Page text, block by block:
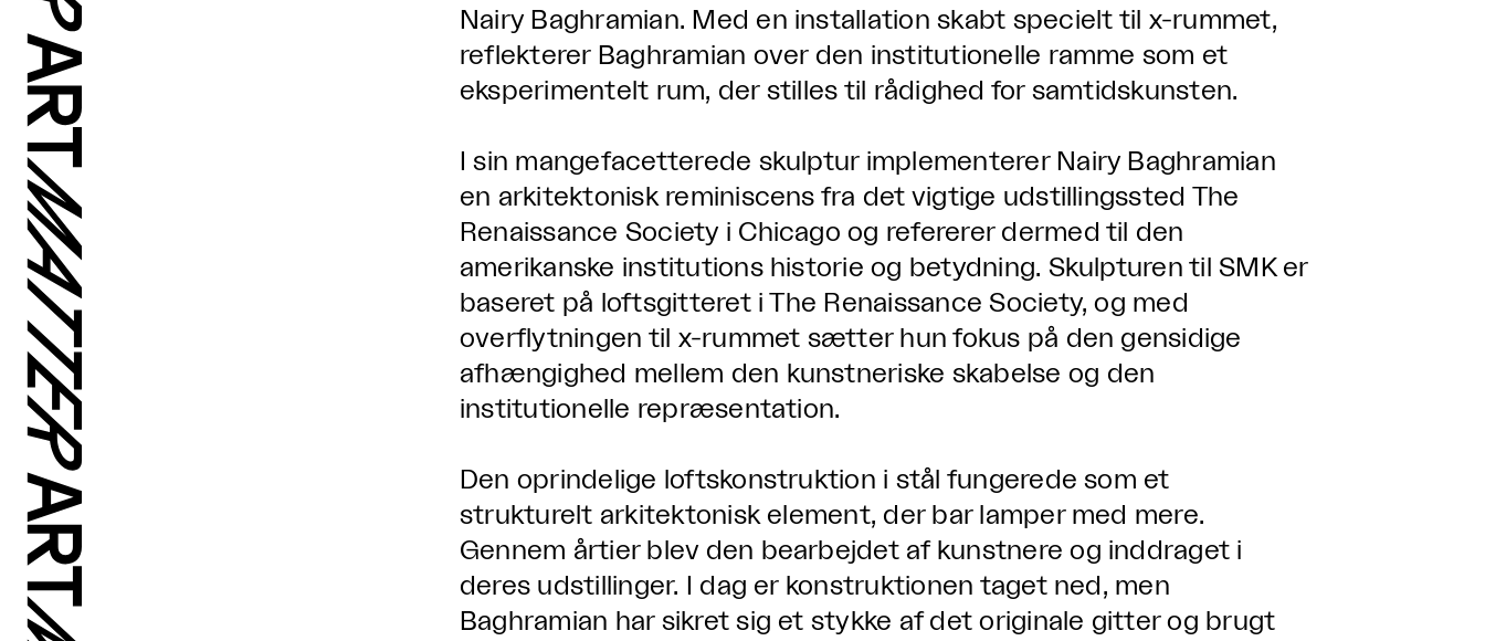
Nairy Baghramian. Med en installation skabt specielt til x-rummet,
reflekterer Baghramian over den institutionelle ramme som et
eksperimentelt rum, der stilles til rådighed for samtidskunsten.
I sin mangefacetterede skulptur implementerer Nairy Baghramian
en arkitektonisk reminiscens fra det vigtige udstillingssted The
Renaissance Society i Chicago og refererer dermed til den
amerikanske institutions historie og betydning. Skulpturen til SMK er
baseret på loftsgitteret i The Renaissance Society, og med
overflytningen til x-rummet sætter hun fokus på den gensidige
afhængighed mellem den kunstneriske skabelse og den
institutionelle repræsentation.
Den oprindelige loftskonstruktion i stål fungerede som et
strukturelt arkitektonisk element, der bar lamper med mere.
Gennem årtier blev den bearbejdet af kunstnere og inddraget i
deres udstillinger. I dag er konstruktionen taget ned, men
Baghramian har sikret sig et stykke af det originale gitter og brugt